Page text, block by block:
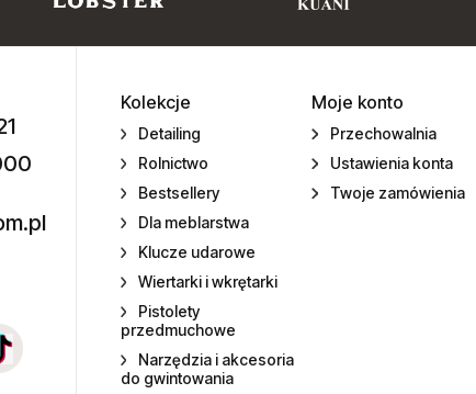
Kolekcje
Detailing
Rolnictwo
Bestsellery
Dla meblarstwa
Klucze udarowe
Wiertarki i wkrętarki
Pistolety
przedmuchowe
Narzędzia i akcesoria
do gwintowania
Moje konto
Przechowalnia
Ustawienia konta
Twoje zamówienia